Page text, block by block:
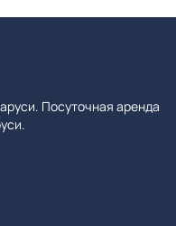
Посуточная аренда